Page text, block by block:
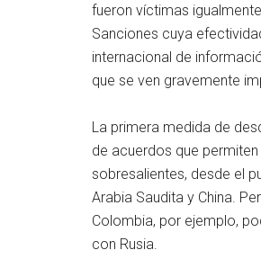
fueron víctimas
Sanciones cuya
internacional de
que se ven gravemente
La primera medida de
de acuerdos que
sobresalientes, desde el
Arabia Saudita y China.
Colombia, por ejemplo,
con Rusia.